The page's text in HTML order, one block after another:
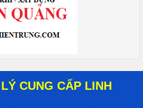
CUNG CẤP LINH